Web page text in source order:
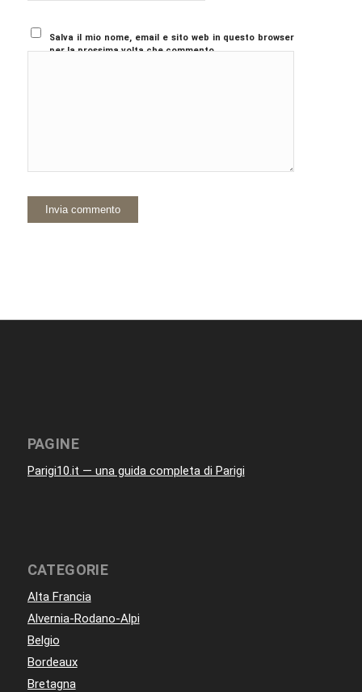
Salva il mio nome, email e sito web in questo browser
per la prossima volta che commento.
PAGINE
Parigi10.it — una guida completa di Parigi
CATEGORIE
Alta Francia
Alvernia-Rodano-Alpi
Belgio
Bordeaux
Bretagna